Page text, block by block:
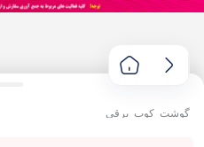
گوشت کوب برقی